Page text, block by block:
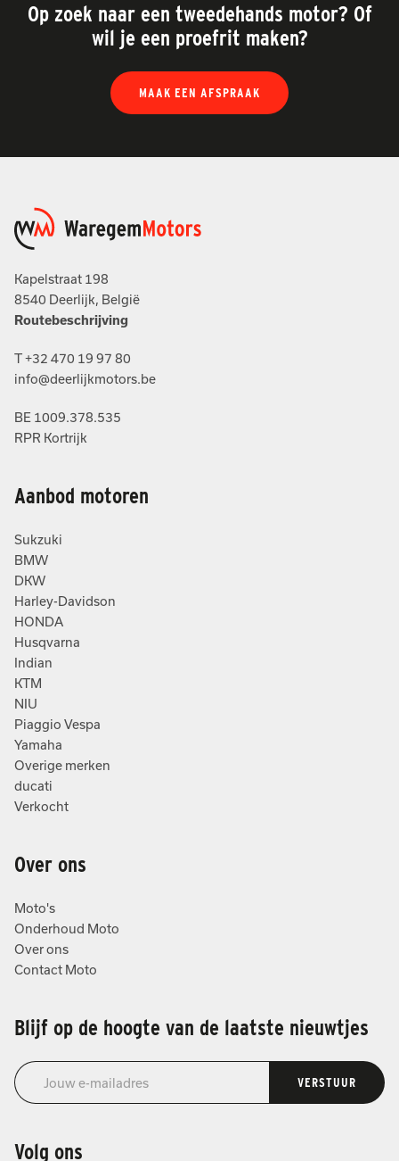
Op zoek naar een tweedehands motor? Of
wil je een proefrit maken?
MAAK EEN AFSPRAAK
Kapelstraat 198
8540 Deerlijk, België
Routebeschrijving
T+32 470 19 97 80
info@deerlijkmotors.be
BE 1009.378.535
RPR Kortrijk
Aanbod motoren
Sukzuki
BMW
DKW
Harley-Davidson
HONDA
Husqvarna
Indian
KTM
NIU
Piaggio Vespa
Yamaha
Overige merken
ducati
Verkocht
Over ons
Moto's
Onderhoud Moto
Over ons
Contact Moto
Blijf op de hoogte van de laatste nieuwtjes
VERSTUUR
Volg ons